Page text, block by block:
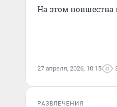
На этом новшества
27 апреля, 2026, 10:15
РАЗВЛЕЧЕНИЯ